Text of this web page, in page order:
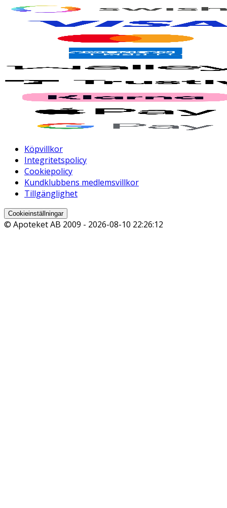
Köpvillkor
Integritetspolicy
Cookiepolicy
Kundklubbens medlemsvillkor
Tillgänglighet
Cookieinställningar
© Apoteket AB 2009 - 2026-08-10 22:26:12